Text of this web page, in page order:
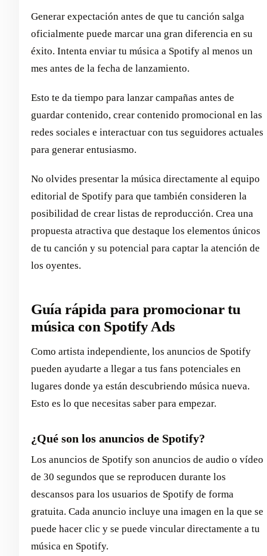
Generar expectación antes de que tu canción salga
oficialmente puede marcar una gran diferencia en su
éxito. Intenta enviar tu música a Spotify al menos un
mes antes de la fecha de lanzamiento.
Esto te da tiempo para lanzar campañas antes de
guardar contenido, crear contenido promocional en las
redes sociales e interactuar con tus seguidores actuales
para generar entusiasmo.
No olvides presentar la música directamente al equipo
editorial de Spotify para que también consideren la
posibilidad de crear listas de reproducción. Crea una
propuesta atractiva que destaque los elementos únicos
de tu canción y su potencial para captar la atención de
los oyentes.
Guía rápida para promocionar tu
música con Spotify Ads
Como artista independiente, los anuncios de Spotify
pueden ayudarte a llegar a tus fans potenciales en
lugares donde ya están descubriendo música nueva.
Esto es lo que necesitas saber para empezar.
¿Qué son los anuncios de Spotify?
Los anuncios de Spotify son anuncios de audio o vídeo
de 30 segundos que se reproducen durante los
descansos para los usuarios de Spotify de forma
gratuita. Cada anuncio incluye una imagen en la que se
puede hacer clic y se puede vincular directamente a tu
música en Spotify.